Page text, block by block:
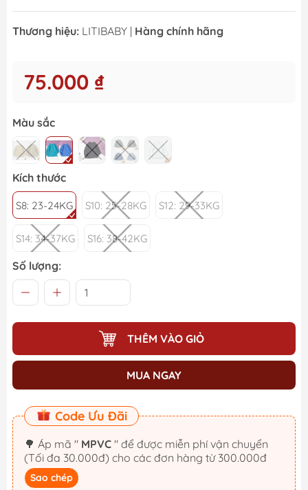
Thương hiệu: LITIBABY | Hàng chính hãng
75.000 ₫
Màu sắc
Kích thước
S8: 23-24KG S10: 25-28KG S12: 29-33KG
S14: 34-37KG S16: 38-42KG
Số lượng:
THÊM VÀO GIỎ
MUA NGAY
Code Ưu Đãi
🌳 Áp mã " MPVC " để được miễn phí vận chuyển
(Tối đa 30.000đ) cho các đơn hàng từ 300.000đ
Sao chép